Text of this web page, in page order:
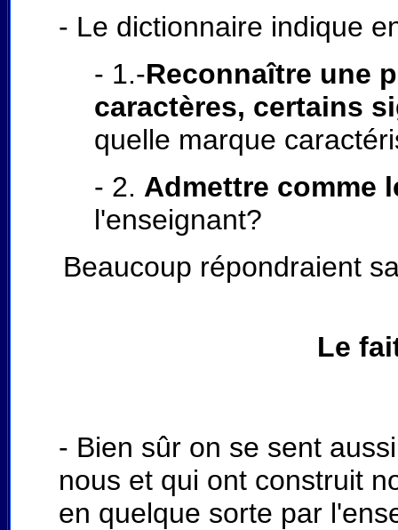
- Le dictionnaire indique
- 1.-Reconnaître une
caractères, certains
quelle marque
- 2. Admettre comme
l'enseignant?
Beaucoup répondraient
Le
- Bien sûr on se sent
nous et qui ont construit
en quelque sorte par